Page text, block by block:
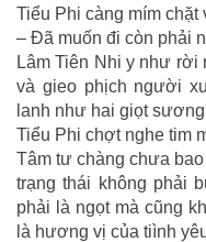
Tiểu Phi càng mím chặt
– Đã muốn đi còn phải
Lâm Tiên Nhi y như
và gieo phịch người
lanh như hai giọt
Tiểu Phi chợt nghe tim
Tâm tư chàng chưa
trạng thái không phải
phải là ngọt mà cũng
là hương vị của tiình